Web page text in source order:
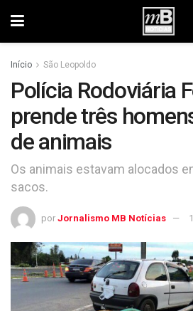
Início São Leopoldo
Polícia Rodoviária
prende três
de animais
Os animais estavam alocados
sacos.
por Jornalismo MB Notícias